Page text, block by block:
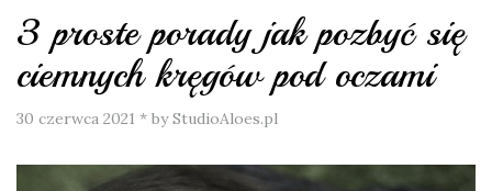
3 proste porady jak pozbyć się
ciemnych kręgów pod oczami
30 czerwca 2021 * by StudioAloes.pl